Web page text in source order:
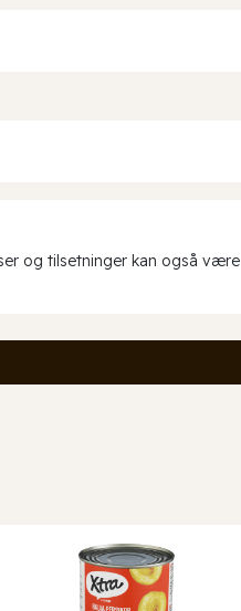
og tilsetninger kan også være